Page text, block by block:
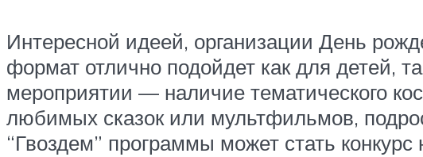
Интересной идеей, организации День
формат отлично подойдет как для детей,
мероприятии — наличие тематического
любимых сказок или мультфильмов,
“Гвоздем” программы может стать